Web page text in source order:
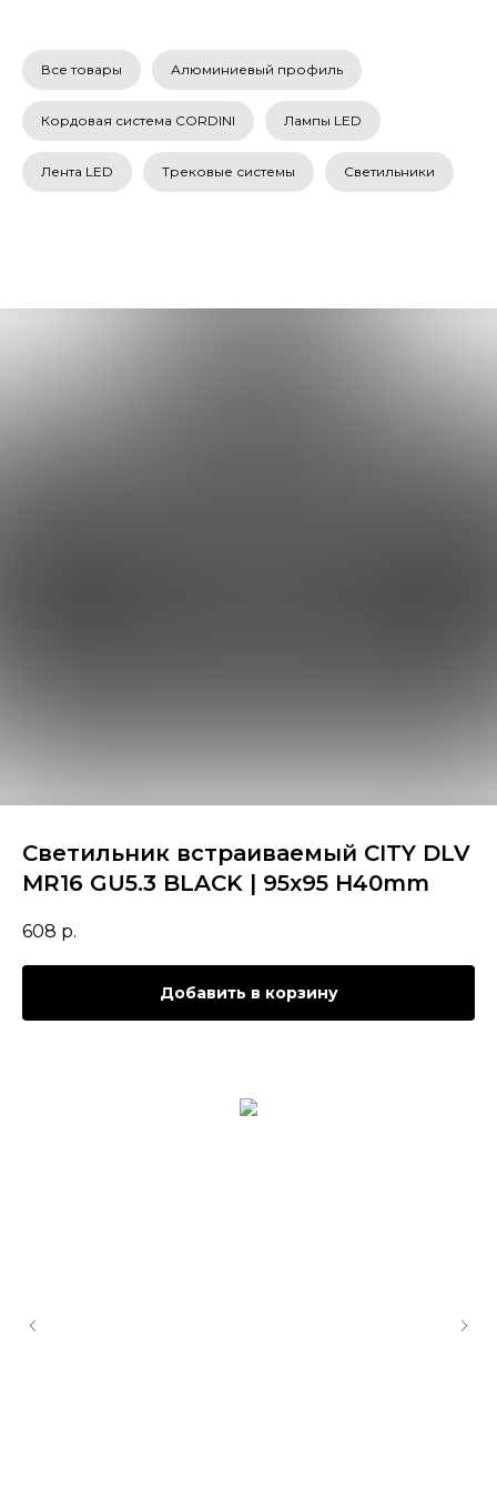
Все товары Алюминиевый профиль
Кордовая система CORDINI Лампы LED
Лента LED Трековые системы Светильники
Светильник встраиваемый CITY DLV
MR16 GU5.3 BLACK | 95х95 H40mm
608 р.
Добавить в корзину